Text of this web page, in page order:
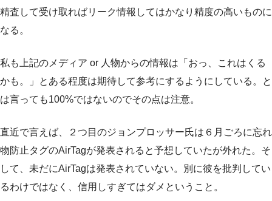
精査して受け取ればリーク情報してはかなり精度の高いものに
なる。
私も上記のメディア or 人物からの情報は「おっ、これはくる
かも。」とある程度は期待して参考にするようにしている。と
は言っても100%ではないのでその点は注意。
直近で言えば、２つ目のジョンプロッサー氏は６月ごろに忘れ
物防止タグのAirTagが発表されると予想していたが外れた。そ
して、未だにAirTagは発表されていない。別に彼を批判してい
るわけではなく、信用しすぎてはダメということ。